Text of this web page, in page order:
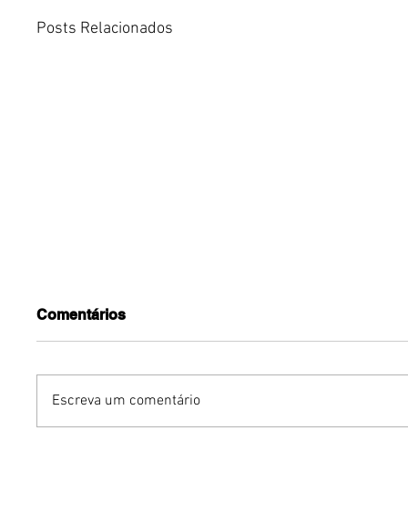
Posts Relacionados
Comentários
Escreva um comentário